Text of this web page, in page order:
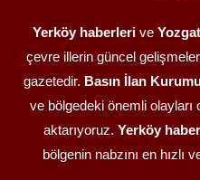
Yerköy haberlerive
çevre illerin güncel
gazetedir. Basın İlan
ve bölgedeki önemli olayları
aktarıyoruz. Yerköy
bölgenin nabzını en hızlı